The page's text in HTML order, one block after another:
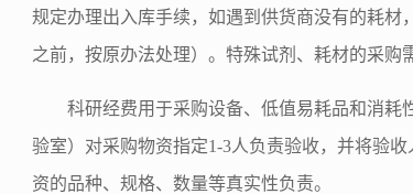
规定办理出入库手续，如遇到供货商没有的耗
之前，按原办法处理）。特殊试剂、耗材的采购
科研经费用于采购设备、低值易耗品和消耗
验室）对采购物资指定1-3人负责验收，并将验
资的品种、规格、数量等真实性负责。